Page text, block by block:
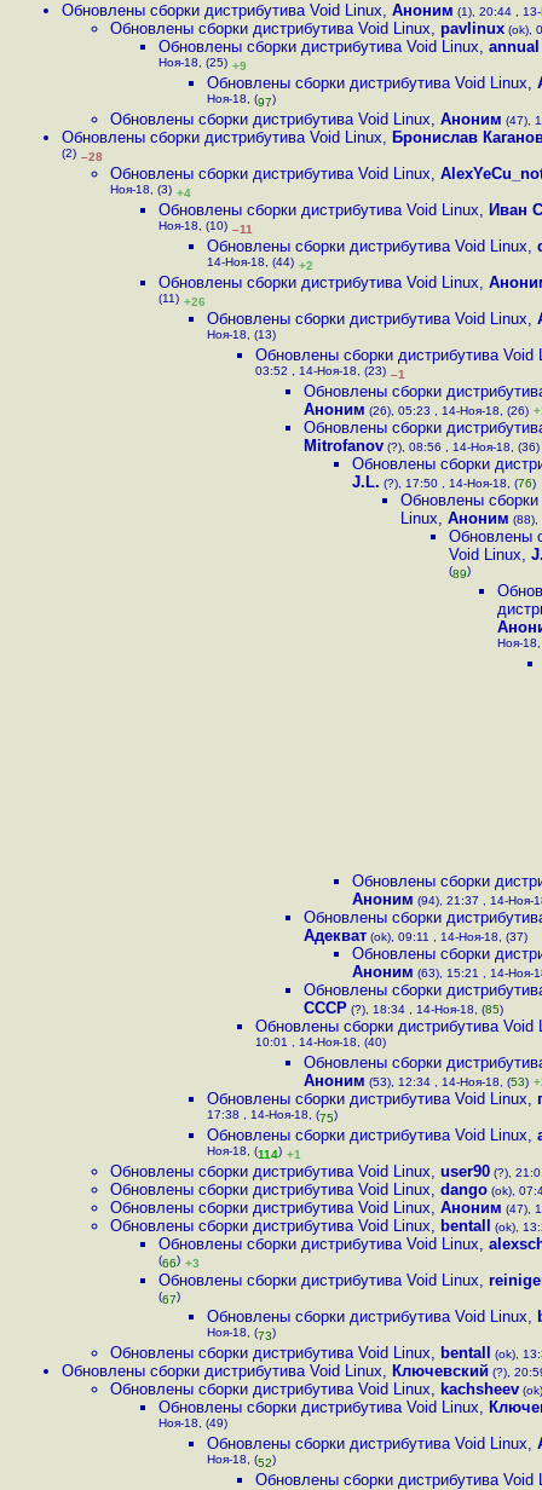
Обновлены сборки дистрибутива Void Linux, Аноним (1), 20:44 ,
Обновлены сборки дистрибутива Void Linux, pavlinux (ok),
Обновлены сборки дистрибутива Void Linux,
Ноя-18, (25) +9
Обновлены сборки дистрибутива Void Linux,
Ноя-18, (97)
Обновлены сборки дистрибутива Void Linux, Аноним (47),
Обновлены сборки дистрибутива Void Linux, Бронислав
(2) –28
Обновлены сборки дистрибутива Void Linux,
Ноя-18, (3) +4
Обновлены сборки дистрибутива Void Linux, Иван
Ноя-18, (10) –11
Обновлены сборки дистрибутива Void Linux,
14-Ноя-18, (44) +2
Обновлены сборки дистрибутива Void Linux,
(11) +26
Обновлены сборки дистрибутива Void Linux,
Ноя-18, (13)
Обновлены сборки дистрибутива Void
03:52 , 14-Ноя-18, (23) –1
Обновлены сборки
Аноним (26), 05:23 , 14-Ноя-18, (26)
Обновлены сборки
Mitrofanov (?), 08:56 , 14-Ноя-18, (36)
Обновлены сборки
J.L. (?), 17:50 , 14-Ноя-18, (76)
Обновлены сборки
Linux, Аноним (88),
Обновлены
Void Linux,
(89)
Ноя-
Обновлены сборки
Аноним (94), 21:37 , 14-Ноя-
Обновлены сборки
Адекват (ok), 09:11 , 14-Ноя-18, (37)
Обновлены сборки
Аноним (63), 15:21 , 14-Ноя-
Обновлены сборки
СССР (?), 18:34 , 14-Ноя-18, (85)
Обновлены сборки дистрибутива Void
10:01 , 14-Ноя-18, (40)
Обновлены сборки
Аноним (53), 12:34 , 14-Ноя-18, (53)
Обновлены сборки дистрибутива Void Linux,
17:38 , 14-Ноя-18, (75)
Обновлены сборки дистрибутива Void Linux,
Ноя-18, (114) +1
Обновлены сборки дистрибутива Void Linux, user90 (?),
Обновлены сборки дистрибутива Void Linux, dango (ok),
Обновлены сборки дистрибутива Void Linux, Аноним (47),
Обновлены сборки дистрибутива Void Linux, bentall (ok),
Обновлены сборки дистрибутива Void Linux,
(66) +3
Обновлены сборки дистрибутива Void Linux,
(67)
Обновлены сборки дистрибутива Void Linux,
Ноя-18, (73)
Обновлены сборки дистрибутива Void Linux, bentall (ok),
Обновлены сборки дистрибутива Void Linux, Ключевский (?),
Обновлены сборки дистрибутива Void Linux, kachsheev
Обновлены сборки дистрибутива Void Linux,
Ноя-18, (49)
Обновлены сборки дистрибутива Void Linux,
Ноя-18, (52)
Обновлены сборки дистрибутива Void